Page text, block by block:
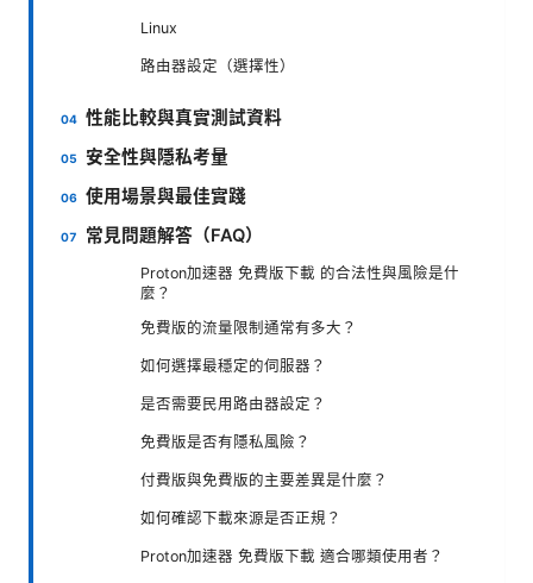
Linux
路由器設定（選擇性）
性能比較與真實測試資料
安全性與隱私考量
使用場景與最佳實踐
常見問題解答（FAQ）
Proton加速器 免費版下載 的合法性與風險是什
麼？
免費版的流量限制通常有多大？
如何選擇最穩定的伺服器？
是否需要民用路由器設定？
免費版是否有隱私風險？
付費版與免費版的主要差異是什麼？
如何確認下載來源是否正規？
Proton加速器 免費版下載 適合哪類使用者？